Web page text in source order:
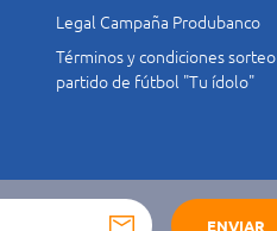
Legal Campaña Produbanco
Términos y condiciones sorteo
partido de fútbol "Tu ídolo"
ENVIAR